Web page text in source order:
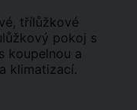
třílůžkové
pokoj s
koupelnou a
klimatizací.